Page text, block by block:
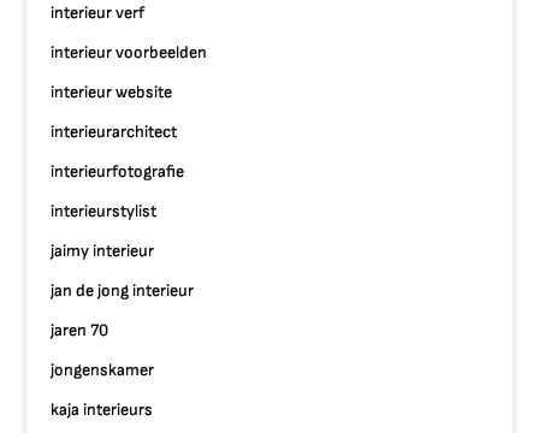
interieur verf
interieur voorbeelden
interieur website
interieurarchitect
interieurfotografie
interieurstylist
jaimy interieur
jan de jong interieur
jaren 70
jongenskamer
kaja interieurs